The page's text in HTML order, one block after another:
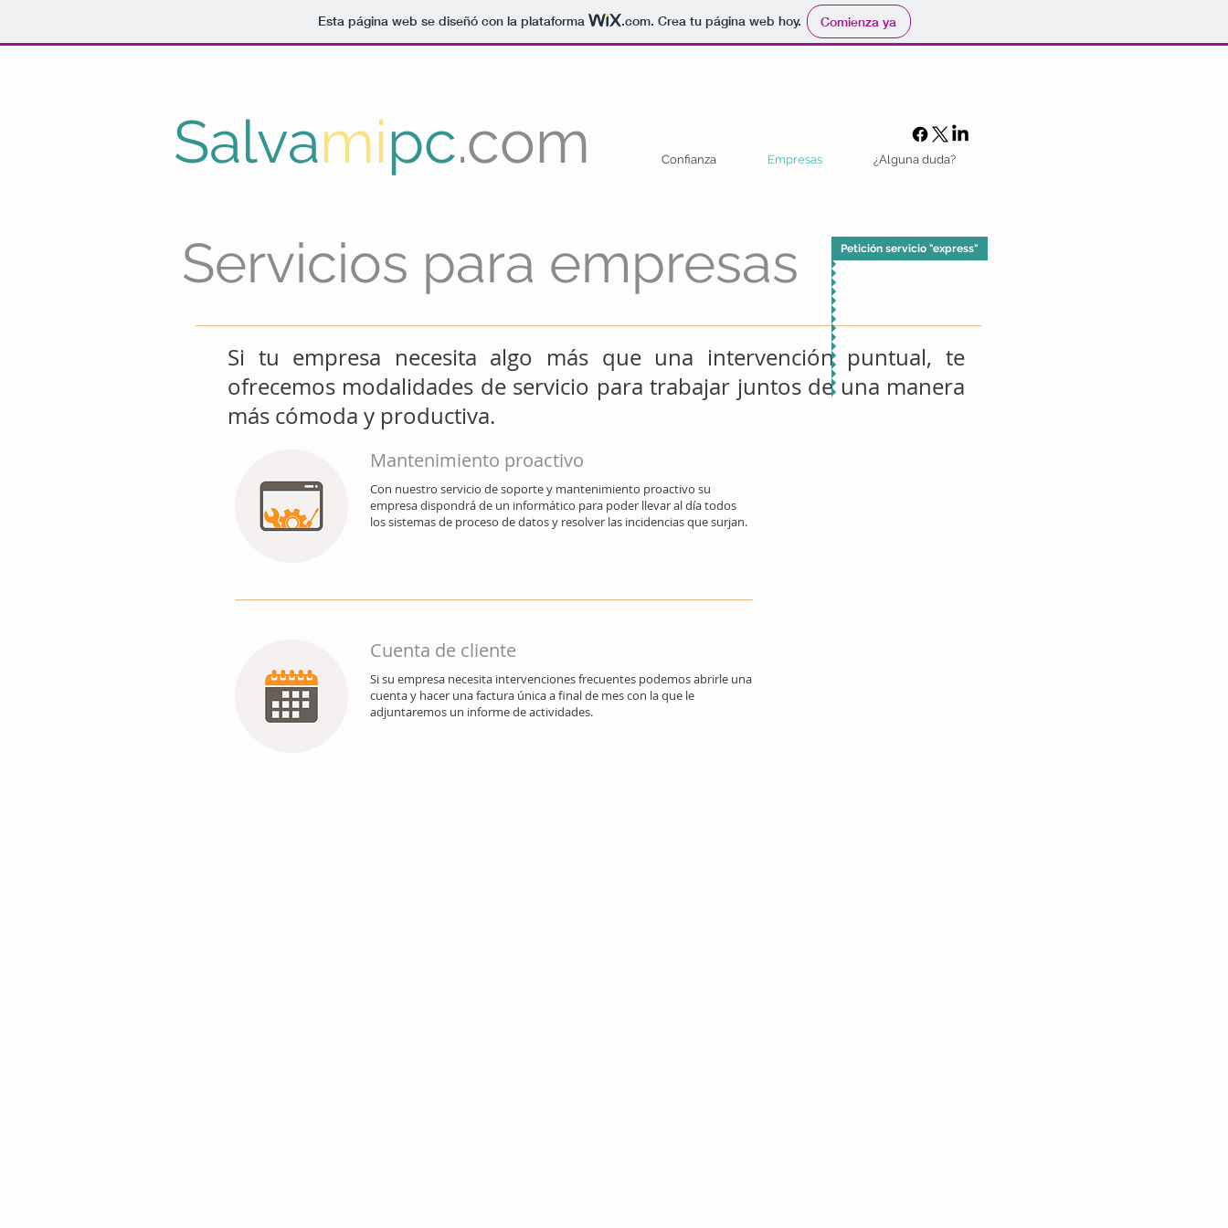
Esta página web se diseñó con la plataforma .com. Crea tu página web hoy. Comienza ya
Confianza Empresas ¿Alguna duda?
Salvamipc.com
Servicios para empresas
Si tu empresa necesita algo más que una intervención puntual, te
ofrecemos modalidades de servicio para trabajar juntos de una manera
más cómoda y productiva.
Mantenimiento proactivo
Con nuestro servicio de soporte y mantenimiento proactivo su
empresa dispondrá de un informático para poder llevar al día todos
los sistemas de proceso de datos y resolver las incidencias que surjan.
Cuenta de cliente
Si su empresa necesita intervenciones frecuentes podemos abrirle una
cuenta y hacer una factura única a final de mes con la que le
adjuntaremos un informe de actividades.
Petición servicio "express"